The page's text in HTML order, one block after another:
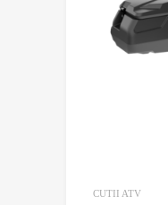
CUTII ATV